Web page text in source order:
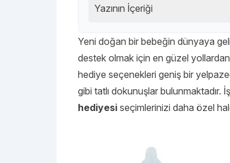
Yazının İçeriği
Yeni doğan bir bebeğin dünyaya
destek olmak için en güzel
hediye seçenekleri geniş bir
gibi tatlı dokunuşlar bulunmaktadır.
hediyesi seçimlerinizi daha özel